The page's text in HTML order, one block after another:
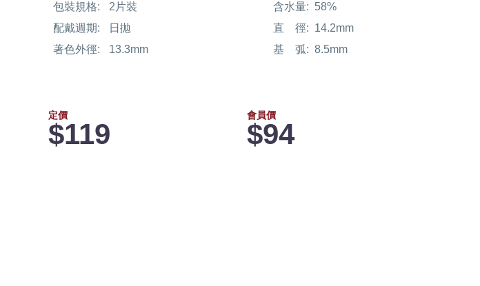
包裝規格:
2片裝 含水量: 58%
配戴週期:
日拋 直 徑: 14.2mm
著色外徑:
13.3mm 基 弧: 8.5mm
定價
$119
會員價
$94